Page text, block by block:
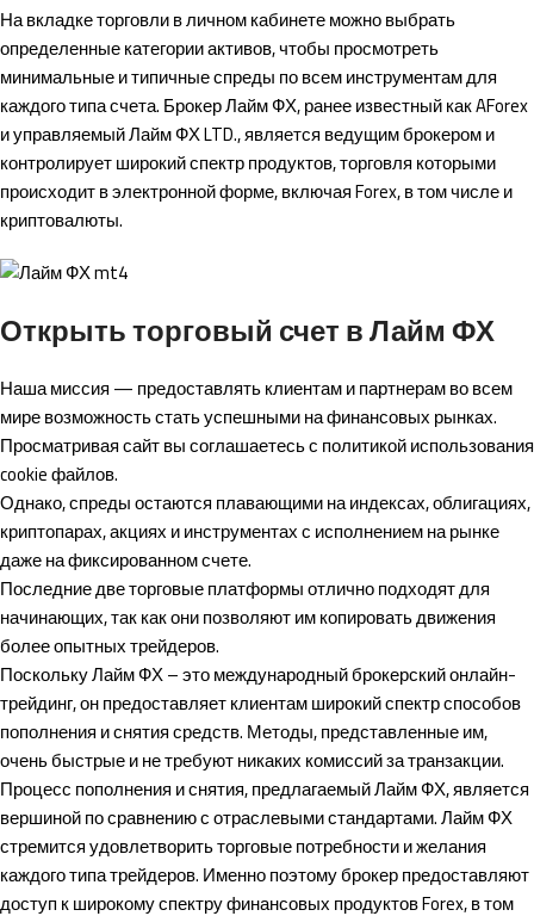
На вкладке торговли в личном кабинете можно выбрать
определенные категории активов, чтобы просмотреть
минимальные и типичные спреды по всем инструментам для
каждого типа счета. Брокер Лайм ФХ, ранее известный как AForex
и управляемый Лайм ФХ LTD., является ведущим брокером и
контролирует широкий спектр продуктов, торговля которыми
происходит в электронной форме, включая Forex, в том числе и
криптовалюты.
Открыть торговый счет в Лайм ФХ
Наша миссия — предоставлять клиентам и партнерам во всем
мире возможность стать успешными на финансовых рынках.
Просматривая сайт вы соглашаетесь с политикой использования
cookie файлов.
Однако, спреды остаются плавающими на индексах, облигациях,
криптопарах, акциях и инструментах с исполнением на рынке
даже на фиксированном счете.
Последние две торговые платформы отлично подходят для
начинающих, так как они позволяют им копировать движения
более опытных трейдеров.
Поскольку Лайм ФХ – это международный брокерский онлайн-
трейдинг, он предоставляет клиентам широкий спектр способов
пополнения и снятия средств. Методы, представленные им,
очень быстрые и не требуют никаких комиссий за транзакции.
Процесс пополнения и снятия, предлагаемый Лайм ФХ, является
вершиной по сравнению с отраслевыми стандартами. Лайм ФХ
стремится удовлетворить торговые потребности и желания
каждого типа трейдеров. Именно поэтому брокер предоставляют
доступ к широкому спектру финансовых продуктов Forex, в том